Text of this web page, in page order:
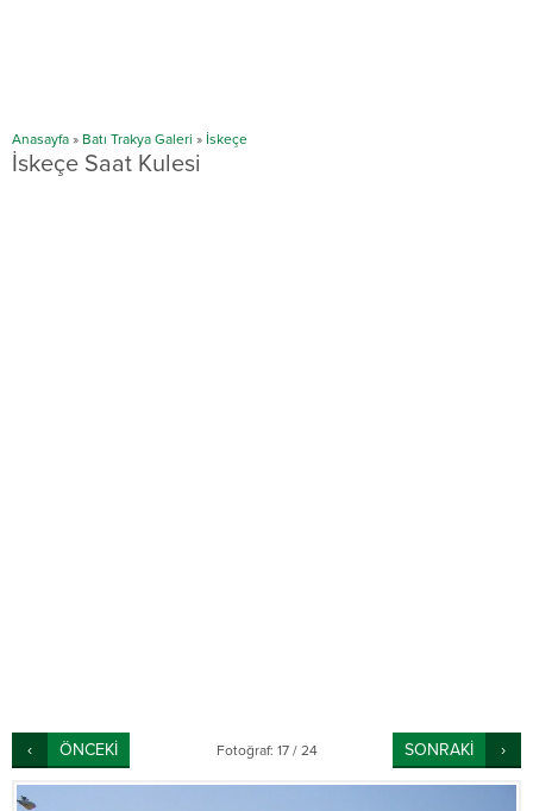
Anasayfa » Batı Trakya Galeri » İskeçe
İskeçe Saat Kulesi
ÖNCEKİ Fotoğraf: 17 / 24 SONRAKİ